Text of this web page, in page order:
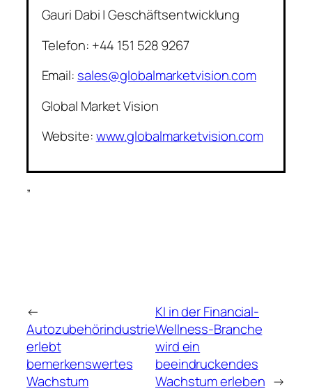
Gauri Dabi | Geschäftsentwicklung
Telefon: +44 151 528 9267
Email: sales@globalmarketvision.com
Global Market Vision
Website:www.globalmarketvision.com
”
←
Autozubehörindustrie
erlebt
bemerkenswertes
Wachstum
KI in der Financial-
Wellness-Branche
wird ein
beeindruckendes
Wachstum erleben →